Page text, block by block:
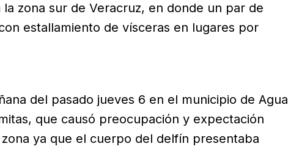
zona sur de Veracruz, en donde un par de
estallamiento de vísceras en lugares por
del pasado jueves 6 en el municipio de Agua
que causó preocupación y expectación
ya que el cuerpo del delfín presentaba